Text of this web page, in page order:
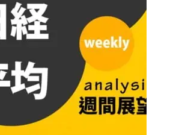
雇用統計で大暴落したドル円は
下落1波スタートか？また
は・・※詳しい話
ナスダックは今週26000行け
る！？